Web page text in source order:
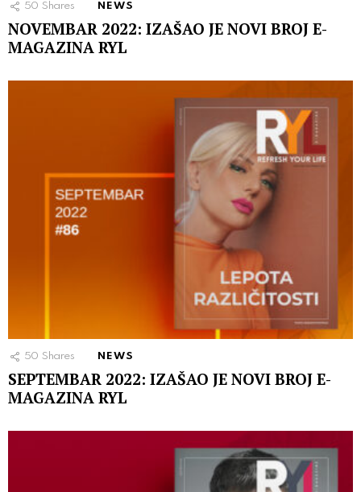
50 Shares NEWS
NOVEMBAR 2022: IZAŠAO JE NOVI BROJ E-
MAGAZINA RYL
50 Shares NEWS
SEPTEMBAR 2022: IZAŠAO JE NOVI BROJ E-
MAGAZINA RYL